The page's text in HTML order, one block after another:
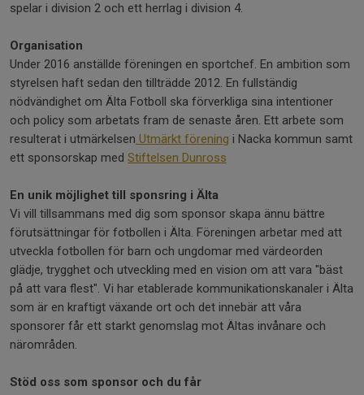
spelar i division 2 och ett herrlag i division 4.
Organisation
Under 2016 anställde föreningen en sportchef. En ambition som
styrelsen haft sedan den tillträdde 2012. En fullständig
nödvändighet om Älta Fotboll ska förverkliga sina intentioner
och policy som arbetats fram de senaste åren. Ett arbete som
resulterat i utmärkelsen Utmärkt förening i Nacka kommun samt
ett sponsorskap med Stiftelsen Dunross
En unik möjlighet till sponsring i Älta
Vi vill tillsammans med dig som sponsor skapa ännu bättre
förutsättningar för fotbollen i Älta. Föreningen arbetar med att
utveckla fotbollen för barn och ungdomar med värdeorden
glädje, trygghet och utveckling med en vision om att vara "bäst
på att vara flest". Vi har etablerade kommunikationskanaler i Älta
som är en kraftigt växande ort och det innebär att våra
sponsorer får ett starkt genomslag mot Ältas invånare och
närområden.
Stöd oss som sponsor och du får